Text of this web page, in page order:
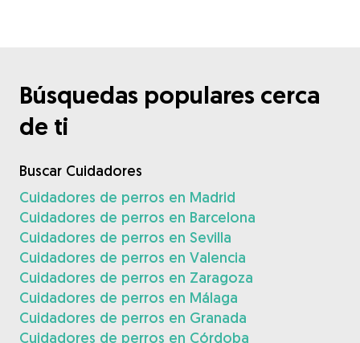
Búsquedas populares cerca
de ti
Buscar Cuidadores
Cuidadores de perros en Madrid
Cuidadores de perros en Barcelona
Cuidadores de perros en Sevilla
Cuidadores de perros en Valencia
Cuidadores de perros en Zaragoza
Cuidadores de perros en Málaga
Cuidadores de perros en Granada
Cuidadores de perros en Córdoba